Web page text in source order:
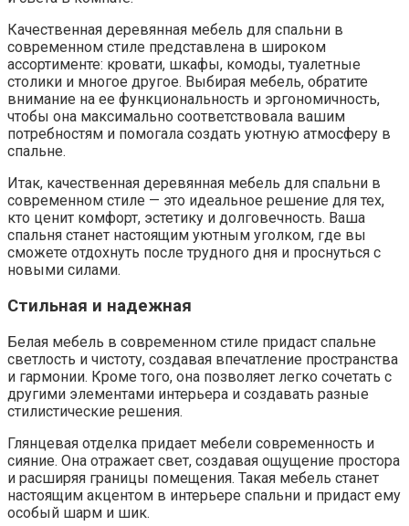
Качественная деревянная мебель для спальни в
современном стиле представлена в широком
ассортименте: кровати, шкафы, комоды, туалетные
столики и многое другое. Выбирая мебель, обратите
внимание на ее функциональность и эргономичность,
чтобы она максимально соответствовала вашим
потребностям и помогала создать уютную атмосферу в
спальне.
Итак, качественная деревянная мебель для спальни в
современном стиле — это идеальное решение для тех,
кто ценит комфорт, эстетику и долговечность. Ваша
спальня станет настоящим уютным уголком, где вы
сможете отдохнуть после трудного дня и проснуться с
новыми силами.
Стильная и надежная
Белая мебель в современном стиле придаст спальне
светлость и чистоту, создавая впечатление пространства
и гармонии. Кроме того, она позволяет легко сочетать с
другими элементами интерьера и создавать разные
стилистические решения.
Глянцевая отделка придает мебели современность и
сияние. Она отражает свет, создавая ощущение простора
и расширяя границы помещения. Такая мебель станет
настоящим акцентом в интерьере спальни и придаст ему
особый шарм и шик.